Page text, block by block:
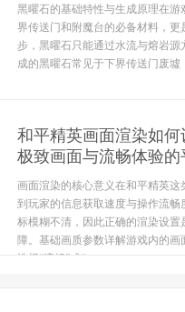
黑曜石的基础特性与生成原理在
界传送门和附魔台的必备材料，
步，黑曜石只能通过水流与熔岩
成的黑曜石常见于下界传送门废
和平精英画面渲染如
极致画面与流畅体验的
画面渲染的核心意义在和平精英
到玩家的信息获取速度与操作流
标模糊不清，因此正确的渲染设
障。基础画质参数详解游戏内的
选择“流畅”或“...